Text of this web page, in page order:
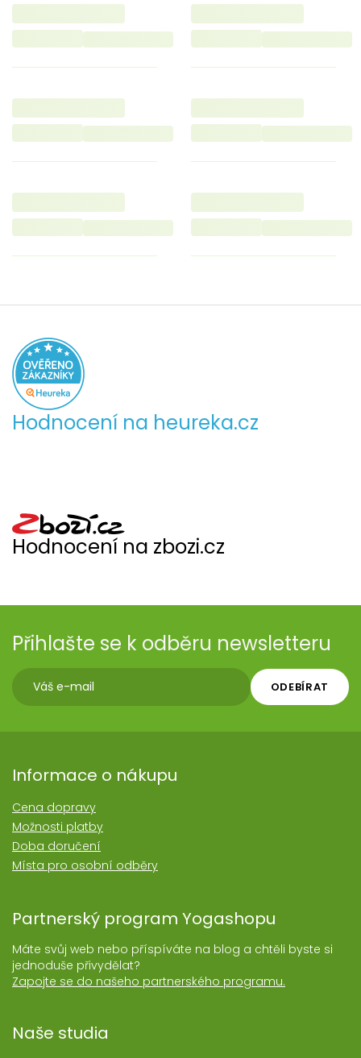
Hodnocení na heureka.cz
Hodnocení na zbozi.cz
Přihlašte se k odběru newsletteru
ODEBÍRAT
Informace o nákupu
Cena dopravy
Možnosti platby
Doba doručení
Místa pro osobní odběry
Partnerský program Yogashopu
Máte svůj web nebo příspíváte na blog a chtěli byste si
jednoduše přivydělat?
Zapojte se do našeho partnerského programu.
Naše studia